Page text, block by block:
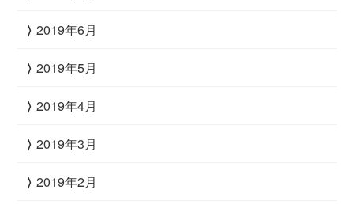
2019年6月
2019年5月
2019年4月
2019年3月
2019年2月